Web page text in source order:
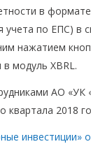
в
учета по ЕПС) в
нажатием
модуль XBRL.
АО «УК
квартала 2018
инвестиции»